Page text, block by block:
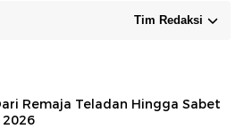
Tim Redaksi
Remaja Teladan Hingga Sabet
2026